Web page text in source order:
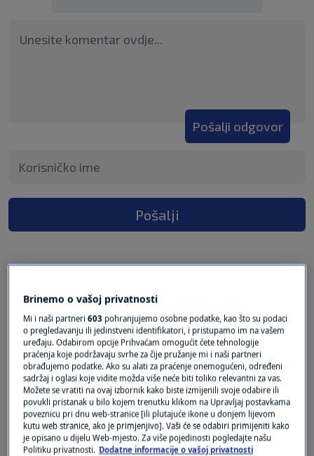
Pošalji odgovor
Pošalji
Oglas
Brinemo o vašoj privatnosti
Mi i naši partneri603 pohranjujemo osobne podatke, kao što su podaci
o pregledavanju ili jedinstveni identifikatori, i pristupamo im na vašem
uređaju. Odabirom opcije Prihvaćam omogućit ćete tehnologije
praćenja koje podržavaju svrhe za čije pružanje mi i naši partneri
obrađujemo podatke. Ako su alati za praćenje onemogućeni, određeni
sadržaj i oglasi koje vidite možda više neće biti toliko relevantni za vas.
Možete se vratiti na ovaj izbornik kako biste izmijenili svoje odabire ili
povukli pristanak u bilo kojem trenutku klikom na Upravljaj postavkama
poveznicu pri dnu web-stranice [ili plutajuće ikone u donjem lijevom
kutu web stranice, ako je primjenjivo]. Vaši će se odabiri primijeniti kako
je opisano u dijelu Web-mjesto. Za više pojedinosti pogledajte našu
Politiku privatnosti. Dodatne informacije o vašoj privatnosti